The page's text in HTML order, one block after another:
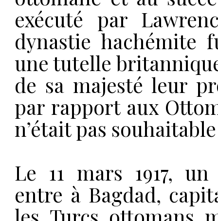
exécuté par
dynastie hachémite
une tutelle
de sa majesté leur
par rapport aux
n’était pas
Le 11 mars 1917,
entre à Bagdad,